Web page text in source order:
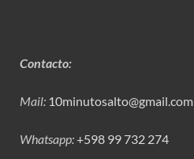
Contacto:
Mail: 10minutosalto@gmail.com
Whatsapp:+598 99 732 274